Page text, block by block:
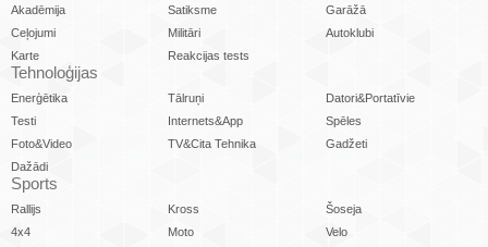
Akadēmija
Satiksme
Garāžā
Ceļojumi
Militāri
Autoklubi
Karte
Reakcijas tests
Tehnoloģijas
Enerģētika Tālruņi
Datori&Portatīvie
Testi
Internets&App
Spēles
Foto&Video
TV&Cita Tehnika
Gadžeti
Dažādi
Sports
Rallijs Kross
Šoseja
4x4
Moto
Velo